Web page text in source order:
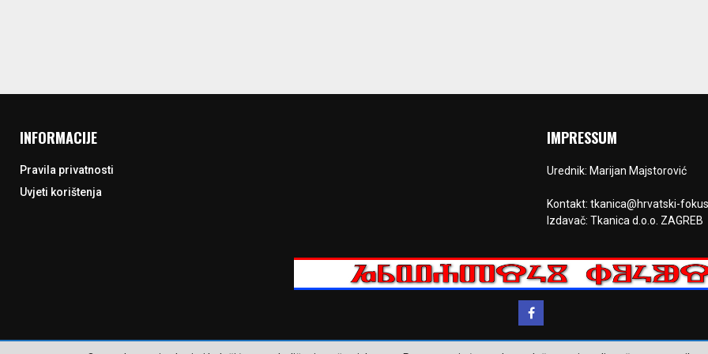
INFORMACIJE
Pravila privatnosti
Uvjeti korištenja
IMPRESSUM
Urednik: Marijan Majstorović
Kontakt: tkanica@hrvatski-
Izdavač: Tkanica d.o.o. ZAGREB